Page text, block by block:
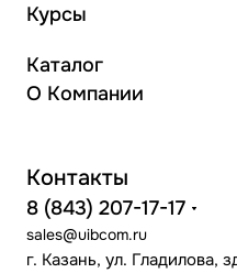
Курсы
Каталог
О Компании
Контакты
8 (843) 207-17-17
sales@uibcom.ru
г. Казань, ул. Гладилова,